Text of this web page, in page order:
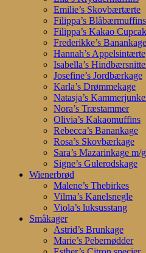
Emilie’s Skovbærtærte
Filippa’s Blåbærmuffins
Filippa’s Kakao
Frederikke’s
Hannah’s Appelsintærte
Isabella’s
Josefine’s Jordbærkage
Karla’s Drømmekage
Natasja’s
Nora’s Træstammer
Olivia’s Kakaomuffins
Rebecca’s Banankage
Rosa’s Skovbærkage
Sara’s Mazarinkage
Signe’s Gulerodskage
Wienerbrød
Malene’s Thebirkes
Vilma’s Kanelsnegle
Viola’s luksusstang
Småkager
Astrid’s Brunkage
Marie’s Pebernødder